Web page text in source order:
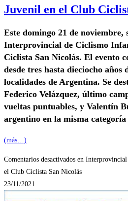
Juvenil en el Club
Este domingo 21 de noviembre,
Interprovincial de Ciclismo
Ciclista San Nicolás. El evento
desde tres hasta dieciocho años
localidades de Argentina. Se
Federico Velázquez, último
vueltas puntuables, y Valentín
argentino en la misma categoría
(más…)
Comentarios desactivados en
el Club Ciclista San Nicolás
23/11/2021